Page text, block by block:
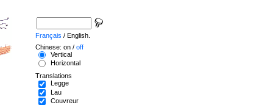
Français / English.
Chinese: on / off
Vertical
Horizontal
Translations
Legge
Lau
Couvreur